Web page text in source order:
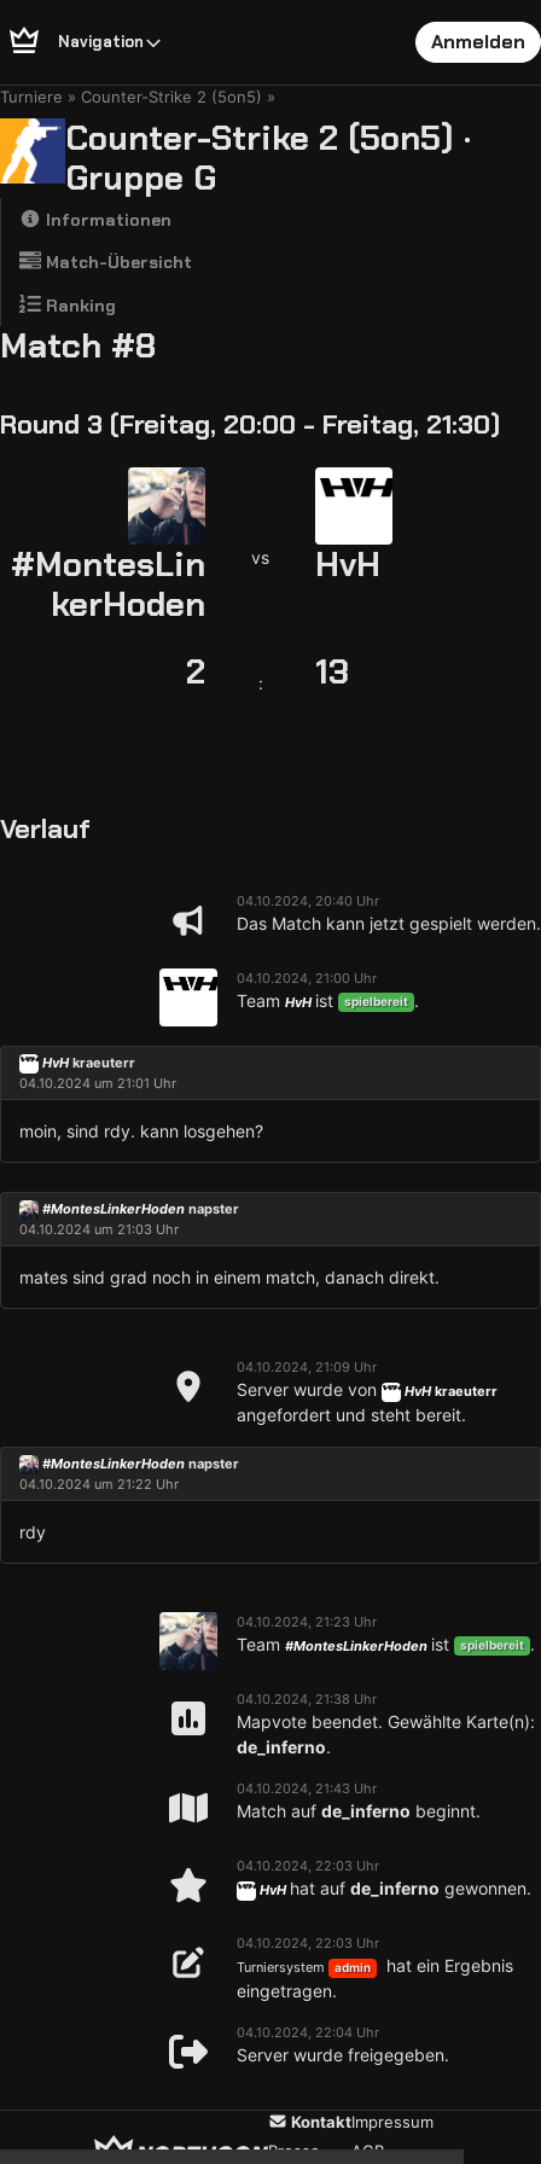
Navigation Anmelden
Turniere Counter-Strike 2 (5on5)
Counter-Strike 2 (5on5) ·
Gruppe G
Informationen
Match-Übersicht
Ranking
Match #8
Round 3 (Freitag, 20:00 - Freitag, 21:30)
#MontesLin
kerHoden
vs HvH
2 : 13
Verlauf
04.10.2024, 20:40 Uhr
Das Match kann jetzt gespielt werden.
04.10.2024, 21:00 Uhr
Team HvH ist spielbereit .
HvHkraeuterr
04.10.2024 um 21:01 Uhr
moin, sind rdy. kann losgehen?
#MontesLinkerHoden napster
04.10.2024 um 21:03 Uhr
mates sind grad noch in einem match, danach direkt.
04.10.2024, 21:09 Uhr
Server wurde von HvHkraeuterr
angefordert und steht bereit.
#MontesLinkerHoden napster
04.10.2024 um 21:22 Uhr
rdy
04.10.2024, 21:23 Uhr
Team #MontesLinkerHoden ist spielbereit .
04.10.2024, 21:38 Uhr
Mapvote beendet. Gewählte Karte(n):
de_inferno.
04.10.2024, 21:43 Uhr
Match auf de_inferno beginnt.
04.10.2024, 22:03 Uhr
HvH hat auf de_inferno gewonnen.
04.10.2024, 22:03 Uhr
Turniersystem
admin
hat ein Ergebnis
eingetragen.
04.10.2024, 22:04 Uhr
Server wurde freigegeben.
Kontakt
Presse
Impressum
AGB